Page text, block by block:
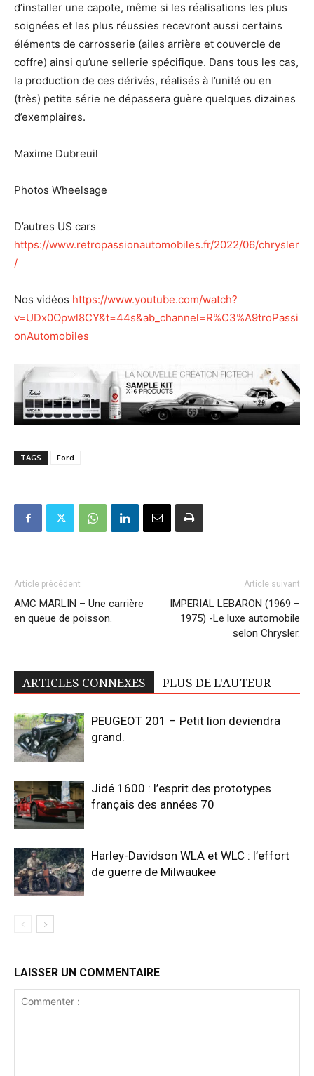
d’installer une capote, même si les réalisations les plus
soignées et les plus réussies recevront aussi certains
éléments de carrosserie (ailes arrière et couvercle de
coffre) ainsi qu’une sellerie spécifique. Dans tous les cas,
la production de ces dérivés, réalisés à l’unité ou en
(très) petite série ne dépassera guère quelques dizaines
d’exemplaires.
Maxime Dubreuil
Photos Wheelsage
D’autres US cars
https://www.retropassionautomobiles.fr/2022/06/chrysler
/
Nos vidéos https://www.youtube.com/watch?
v=UDx0Opwl8CY&t=44s&ab_channel=R%C3%A9troPassi
onAutomobiles
TAGS Ford
Article précédent
AMC MARLIN – Une carrière
en queue de poisson.
Article suivant
IMPERIAL LEBARON (1969 –
1975) -Le luxe automobile
selon Chrysler.
ARTICLES CONNEXES PLUS DE L'AUTEUR
PEUGEOT 201 – Petit lion deviendra
grand.
Jidé 1600 : l’esprit des prototypes
français des années 70
Harley-Davidson WLA et WLC : l’effort
de guerre de Milwaukee
LAISSER UN COMMENTAIRE